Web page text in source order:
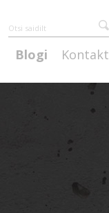
Blogi Kontakt